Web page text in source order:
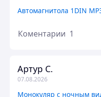
Коментарии 1
Артур С.
07.08.2026